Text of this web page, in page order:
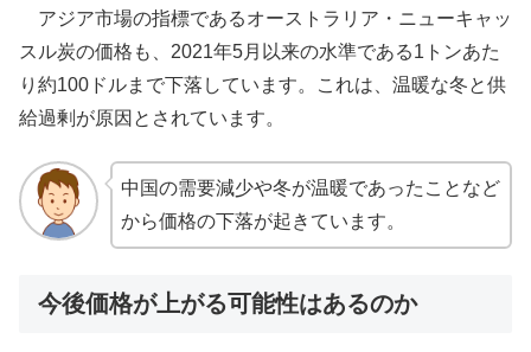
アジア市場の指標であるオーストラリア・ニューキャッ
スル炭の価格も、2021年5月以来の水準である1トンあた
り約100ドルまで下落しています。これは、温暖な冬と供
給過剰が原因とされています。
中国の需要減少や冬が温暖であったことなど
から価格の下落が起きています。
今後価格が上がる可能性はあるのか